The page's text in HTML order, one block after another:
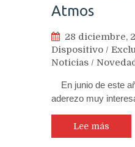
Atmos
28 diciembre,
Dispositivo /
Noticias /
En junio de este
aderezo muy
Lee más